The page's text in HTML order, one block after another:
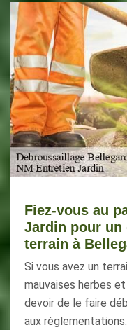
Fiez-vous au
Jardin pour un
terrain à
Si vous avez un
mauvaises herbes
devoir de le faire
aux